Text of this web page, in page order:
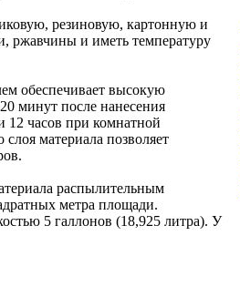
резиновую, картонную и
ржавчины и иметь температуру
обеспечивает высокую
минут после нанесения
12 часов при комнатной
материала позволяет
распылительным
метра площади.
5 галлонов (18,925 литра). У